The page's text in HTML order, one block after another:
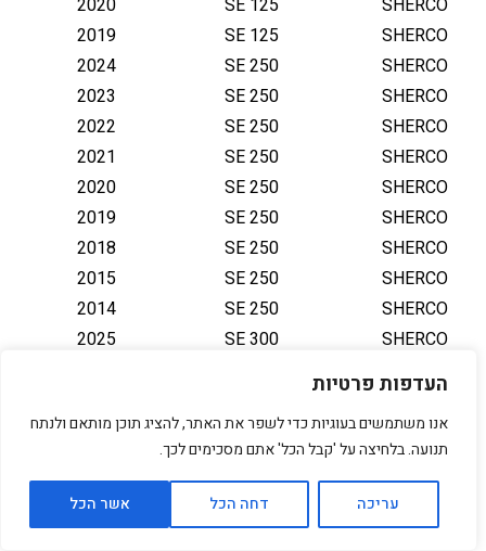
העדפות פרטיות
אנו משתמשים בעוגיות כדי לשפר את האתר, להציג תוכן מותאם ולנתח
תנועה. בלחיצה על 'קבל הכל' אתם מסכימים לכך.
עריכה דחה הכל אשר הכל
SHERCO
SE 125
2020
SHERCO
SE 125
2019
SHERCO
SE 250
2024
SHERCO
SE 250
2023
SHERCO
SE 250
2022
SHERCO
SE 250
2021
SHERCO
SE 250
2020
SHERCO
SE 250
2019
SHERCO
SE 250
2018
SHERCO
SE 250
2015
SHERCO
SE 250
2014
SHERCO
SE 300
2025
SHERCO
SE 300
2023
SHERCO
SE 300
SHERCO
SE 300
SHERCO
SE 300
2020